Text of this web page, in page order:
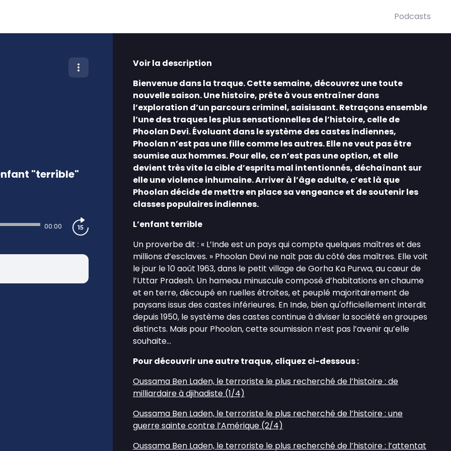
Podcasts
"terrible"
00:00
Voir la description
Bienvenue dans la traque. Cette semaine, découvrez une toute
nouvelle saison. Une histoire, prête à vous entraîner dans
l’exploration d’un parcours criminel, saisissant. Retraçons ensemble
l’une des traques les plus sensationnelles de l’histoire, celle de
Phoolan Devi. Évoluant dans le système des castes indiennes,
Phoolan n’est pas une fille comme les autres. Elle ne veut pas être
soumise aux hommes. Pour elle, ce n’est pas une option, et elle
devient très vite la cible d’esprits mal intentionnés, déchaînant sur
elle une violence inhumaine. Arriver à l’âge adulte, c’est là que
Phoolan décide de mettre en place sa vengeance et de soutenir les
classes populaires indiennes.
L’enfant terrible
Un proverbe dit : « L’Inde est un pays qui compte quelques maîtres et des
millions d’esclaves. » Phoolan Devi ne naît pas du côté des maîtres. Elle voit
le jour le 10 août 1963, dans le petit village de Gorha Ka Purwa, au cœur de
l’Uttar Pradesh. Un hameau minuscule composé d’habitations en chaume
et en terre, découpé en ruelles étroites, et peuplé majoritairement de
paysans issus des castes inférieures. En Inde, bien qu'officiellement interdit
depuis 1950, le système des castes continue à diviser la société en groupes
distincts. Mais pour Phoolan, cette soumission n’est pas l’avenir qu’elle
souhaite…
Pour découvrir une autre traque, cliquez ci-dessous :
Oussama Ben Laden, le terroriste le plus recherché de l’histoire : de
milliardaire à djihadiste (1/4)
Oussama Ben Laden, le terroriste le plus recherché de l’histoire : une
guerre sainte contre l’Amérique (2/4)
Oussama Ben Laden, le terroriste le plus recherché de l’histoire : l’attentat